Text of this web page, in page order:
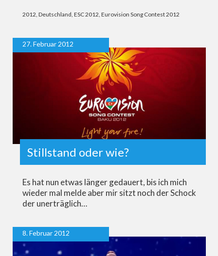
2012, Deutschland, ESC 2012, Eurovision Song Contest 2012
27. Februar 2012
Stillstand oder wie?
Es hat nun etwas länger gedauert, bis ich mich
wieder mal melde aber mir sitzt noch der Schock
der unerträglich…
8. Februar 2012